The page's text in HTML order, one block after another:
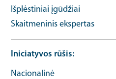
Išplėstiniai įgūdžiai
Skaitmeninis ekspertas
Iniciatyvos rūšis
Nacionalinė